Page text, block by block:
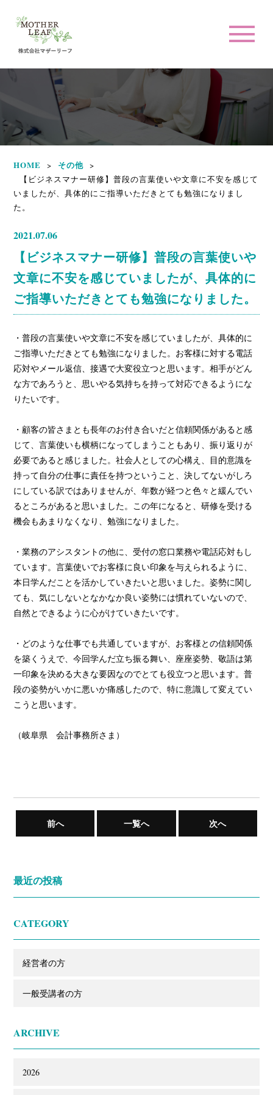
HOME > その他 >
【ビジネスマナー研修】普段の言葉使いや文章に不安を感じて
いましたが、具体的にご指導いただきとても勉強になりまし
た。
2021.07.06
【ビジネスマナー研修】普段の言葉使いや
文章に不安を感じていましたが、具体的に
ご指導いただきとても勉強になりました。
・普段の言葉使いや文章に不安を感じていましたが、具体的に
ご指導いただきとても勉強になりました。お客様に対する電話
応対やメール返信、接遇で大変役立つと思います。相手がどん
な方であろうと、思いやる気持ちを持って対応できるようにな
りたいです。
・顧客の皆さまとも長年のお付き合いだと信頼関係があると感
じて、言葉使いも横柄になってしまうこともあり、振り返りが
必要であると感じました。社会人としての心構え、目的意識を
持って自分の仕事に責任を持つということ、決してないがしろ
にしている訳ではありませんが、年数が経つと色々と緩んでい
るところがあると思いました。この年になると、研修を受ける
機会もあまりなくなり、勉強になりました。
・業務のアシスタントの他に、受付の窓口業務や電話応対もし
ています。言葉使いでお客様に良い印象を与えられるように、
本日学んだことを活かしていきたいと思いました。姿勢に関し
ても、気にしないとなかなか良い姿勢には慣れていないので、
自然とできるように心がけていきたいです。
・どのような仕事でも共通していますが、お客様との信頼関係
を築くうえで、今回学んだ立ち振る舞い、座座姿勢、敬語は第
一印象を決める大きな要因なのでとても役立つと思います。普
段の姿勢がいかに悪いか痛感したので、特に意識して変えてい
こうと思います。
（岐阜県 会計事務所さま）
前へ 一覧へ 次へ
最近の投稿
CATEGORY
経営者の方
一般受講者の方
ARCHIVE
2026